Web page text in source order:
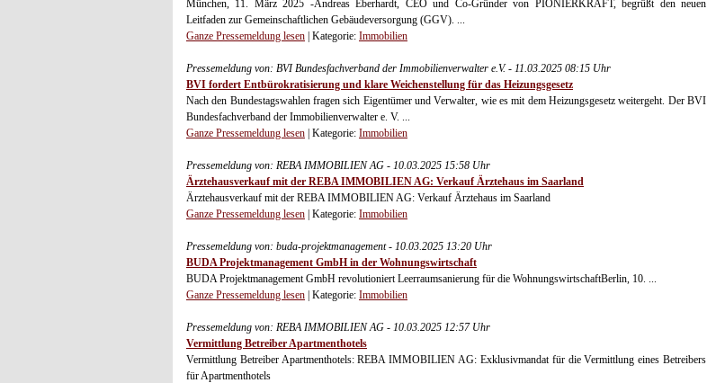
München, 11. März 2025 -Andreas Eberhardt, CEO und Co-Gründer von PIONIERKRAFT, begrüßt den neuen
Leitfaden zur Gemeinschaftlichen Gebäudeversorgung (GGV). ...
Ganze Pressemeldung lesen | Kategorie: Immobilien
Pressemeldung von: BVI Bundesfachverband der Immobilienverwalter e.V. - 11.03.2025 08:15 Uhr
BVI fordert Entbürokratisierung und klare Weichenstellung für das Heizungsgesetz
Nach den Bundestagswahlen fragen sich Eigentümer und Verwalter, wie es mit dem Heizungsgesetz weitergeht. Der BVI
Bundesfachverband der Immobilienverwalter e. V. ...
Ganze Pressemeldung lesen | Kategorie: Immobilien
Pressemeldung von: REBA IMMOBILIEN AG - 10.03.2025 15:58 Uhr
Ärztehausverkauf mit der REBA IMMOBILIEN AG: Verkauf Ärztehaus im Saarland
Ärztehausverkauf mit der REBA IMMOBILIEN AG: Verkauf Ärztehaus im Saarland
Ganze Pressemeldung lesen | Kategorie: Immobilien
Pressemeldung von: buda-projektmanagement - 10.03.2025 13:20 Uhr
BUDA Projektmanagement GmbH in der Wohnungswirtschaft
BUDA Projektmanagement GmbH revolutioniert Leerraumsanierung für die WohnungswirtschaftBerlin, 10. ...
Ganze Pressemeldung lesen | Kategorie: Immobilien
Pressemeldung von: REBA IMMOBILIEN AG - 10.03.2025 12:57 Uhr
Vermittlung Betreiber Apartmenthotels
Vermittlung Betreiber Apartmenthotels: REBA IMMOBILIEN AG: Exklusivmandat für die Vermittlung eines Betreibers
für Apartmenthotels